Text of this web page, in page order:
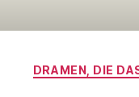
DRAMEN, DIE